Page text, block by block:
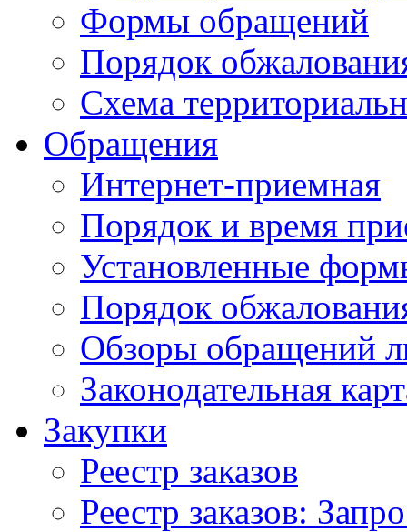
Формы обращений
Порядок
Схема
Обращения
Интернет-приемная
Порядок и время
Установленные
Порядок
Обзоры обращений
Законодательная
Закупки
Реестр заказов
Реестр заказов: